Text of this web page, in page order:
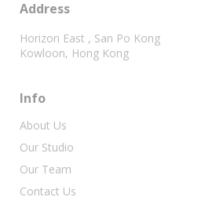
Address
Horizon East , San Po Kong
Kowloon, Hong Kong
Info
About Us
Our Studio
Our Team
Contact Us